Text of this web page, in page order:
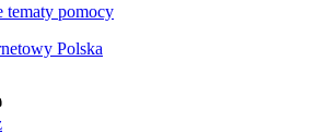
tematy pomocy